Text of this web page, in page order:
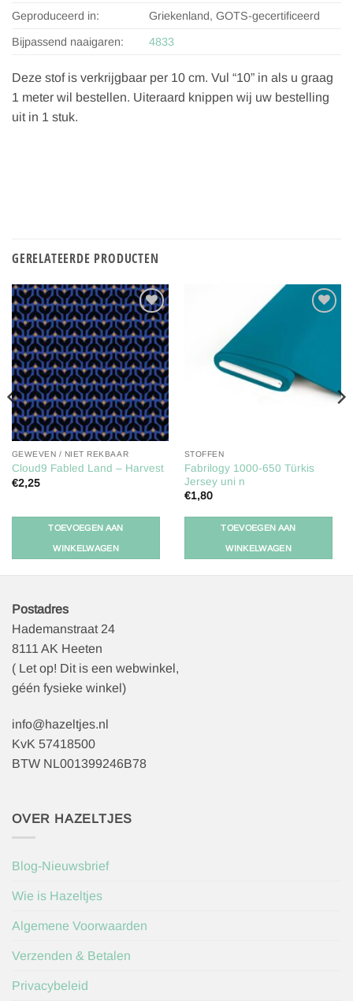
Geproduceerd in: Griekenland, GOTS-gecertificeerd
Bijpassend naaigaren: 4833
Deze stof is verkrijgbaar per 10 cm. Vul “10” in als u graag
1 meter wil bestellen. Uiteraard knippen wij uw bestelling
uit in 1 stuk.
GERELATEERDE PRODUCTEN
Toevoegen
aan
verlanglijst
GEWEVEN / NIET REKBAAR
Cloud9 Fabled Land – Harvest
€2,25
TOEVOEGEN AAN
WINKELWAGEN
STOFFEN
Fabrilogy 1000-650 Türkis
Jersey uni n
€1,80
TOEVOEGEN AAN
WINKELWAGEN
Postadres
Hademanstraat 24
8111 AK Heeten
( Let op! Dit is een webwinkel,
géén fysieke winkel)
info@hazeltjes.nl
KvK 57418500
BTW NL001399246B78
OVER HAZELTJES
Blog-Nieuwsbrief
Wie is Hazeltjes
Algemene Voorwaarden
Verzenden & Betalen
Privacybeleid